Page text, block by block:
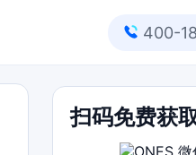
400-
扫码免费获